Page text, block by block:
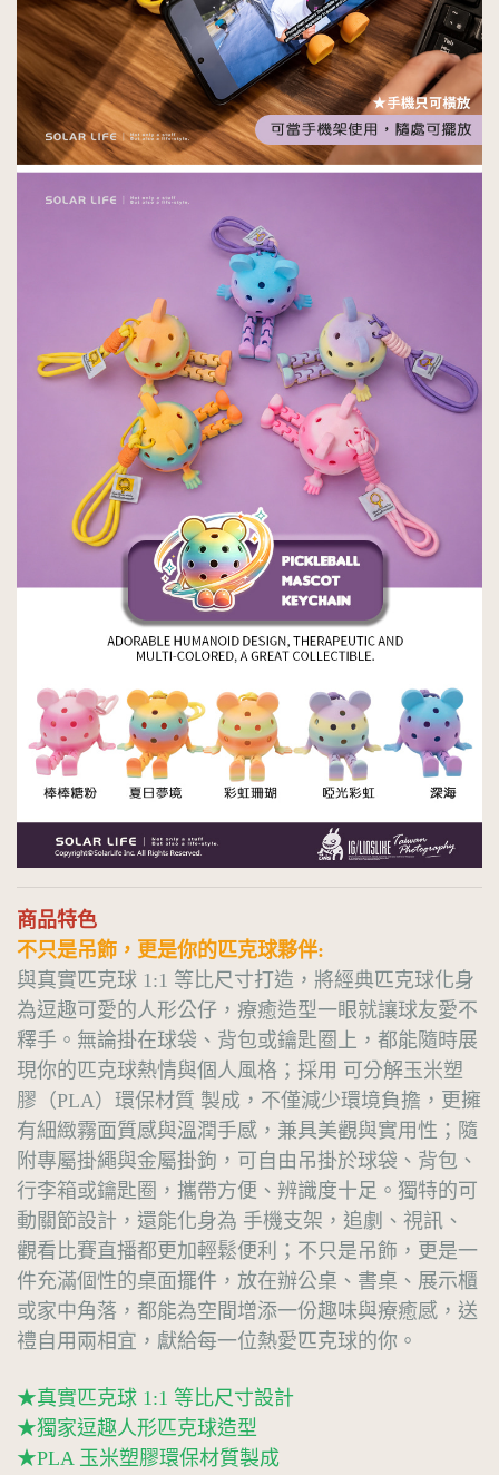
商品特色
不只是吊飾，更是你的匹克球夥伴:
與真實匹克球 1:1 等比尺寸打造，將經典匹克球化身
為逗趣可愛的人形公仔，療癒造型一眼就讓球友愛不
釋手。無論掛在球袋、背包或鑰匙圈上，都能隨時展
現你的匹克球熱情與個人風格；採用 可分解玉米塑
膠（PLA）環保材質 製成，不僅減少環境負擔，更擁
有細緻霧面質感與溫潤手感，兼具美觀與實用性；隨
附專屬掛繩與金屬掛鉤，可自由吊掛於球袋、背包、
行李箱或鑰匙圈，攜帶方便、辨識度十足。獨特的可
動關節設計，還能化身為 手機支架，追劇、視訊、
觀看比賽直播都更加輕鬆便利；不只是吊飾，更是一
件充滿個性的桌面擺件，放在辦公桌、書桌、展示櫃
或家中角落，都能為空間增添一份趣味與療癒感，送
禮自用兩相宜，獻給每一位熱愛匹克球的你。
★真實匹克球 1:1 等比尺寸設計
★獨家逗趣人形匹克球造型
★PLA 玉米塑膠環保材質製成